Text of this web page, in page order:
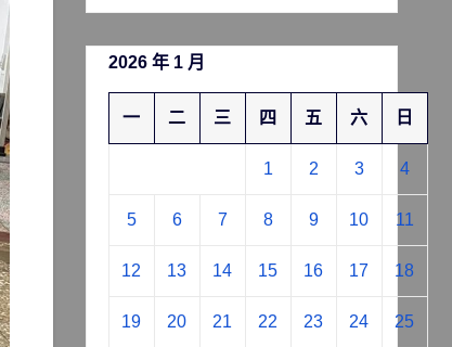
2026 年 1 月
一 二 三 四 五 六 日
1 2 3 4
5 6 7 8 9 10 11
12 13 14 15 16 17 18
19 20 21 22 23 24 25